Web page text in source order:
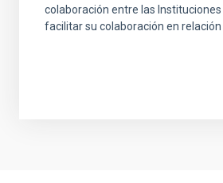
colaboración entre las
facilitar su colaboración en relación